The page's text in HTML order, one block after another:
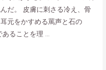
だ。 皮膚に刺さる冷え、骨
元をかすめる罵声と石の
ることを理 …